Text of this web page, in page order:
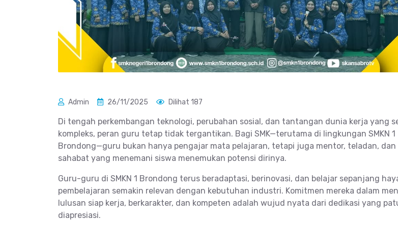
Admin 26/11/2025 Dilihat 187
Di tengah perkembangan teknologi, perubahan sosial, dan tantangan dunia kerja yang
kompleks, peran guru tetap tidak tergantikan. Bagi SMK—terutama di lingkungan SMKN 1
Brondong—guru bukan hanya pengajar mata pelajaran, tetapi juga mentor, teladan, dan
sahabat yang menemani siswa menemukan potensi dirinya.
Guru-guru di SMKN 1 Brondong terus beradaptasi, berinovasi, dan belajar sepanjang
pembelajaran semakin relevan dengan kebutuhan industri. Komitmen mereka dalam
lulusan siap kerja, berkarakter, dan kompeten adalah wujud nyata dari dedikasi yang
diapresiasi.